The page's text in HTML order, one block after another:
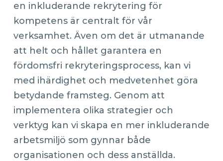
en inkluderande rekrytering för
kompetens är centralt för vår
verksamhet. Även om det är utmanande
att helt och hållet garantera en
fördomsfri rekryteringsprocess, kan vi
med ihärdighet och medvetenhet göra
betydande framsteg. Genom att
implementera olika strategier och
verktyg kan vi skapa en mer inkluderande
arbetsmiljö som gynnar både
organisationen och dess anställda.